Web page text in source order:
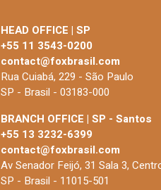
HEAD OFFICE | SP
+55 11 3543-0200
contact@foxbrasil.com
Rua Cuiabá, 229 - São Paulo
SP - Brasil - 03183-000
BRANCH OFFICE | SP - Santos
+55 13 3232-6399
contact@foxbrasil.com
Av Senador Feijó, 31 Sala 3,
SP - Brasil - 11015-501